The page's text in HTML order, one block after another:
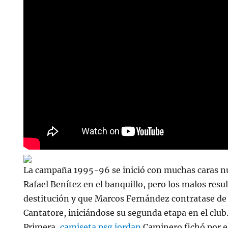
La campaña 1995-96 se inició con muchas caras
Rafael Benítez en el banquillo, pero los malos
destitución y que Marcos Fernández contratase
Cantatore, iniciándose su segunda etapa en el